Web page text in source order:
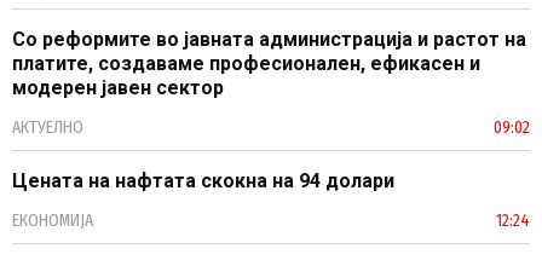
Со реформите во јавната администрација и растот на
платите, создаваме професионален, ефикасен и
модерен јавен сектор
АКТУЕЛНО 09:02
Цената на нафтата скокна на 94 долари
ЕКОНОМИЈА 12:24